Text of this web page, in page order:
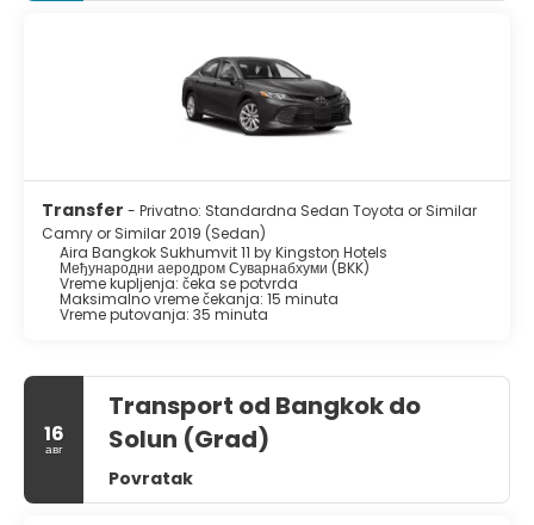
Transfer - Privatno: Standardna Sedan Toyota or Similar
Camry or Similar 2019 (Sedan)
Aira Bangkok Sukhumvit 11 by Kingston Hotels
Међународни аеродром Суварнабхуми (BKK)
Vreme kupljenja: čeka se potvrda
Maksimalno vreme čekanja: 15 minuta
Vreme putovanja: 35 minuta
16
авг
Transport od Bangkok do
Solun (Grad)
Povratak